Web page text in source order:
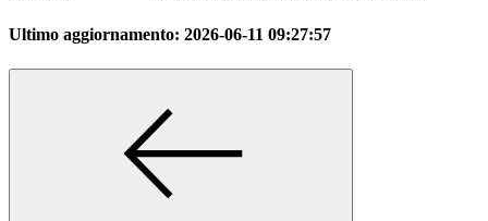
Ultimo aggiornamento: 2026-06-11 09:27:57